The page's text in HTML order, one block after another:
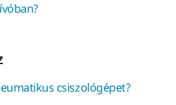
csiszológépet?